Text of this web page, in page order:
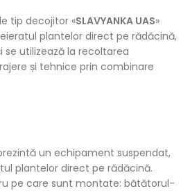
tip decojitor «SLAVYANKA UAS»
plantelor direct pe rădăcină,
se utilizează la recoltarea
și tehnice prin combinare
un echipament suspendat,
plantelor direct pe rădăcină.
pe care sunt montate: bătătorul-